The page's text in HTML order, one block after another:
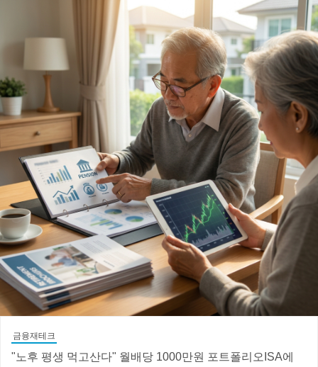
금융재테크
"노후 평생 먹고산다" 월배당 1000만원 포트폴리오ISA에